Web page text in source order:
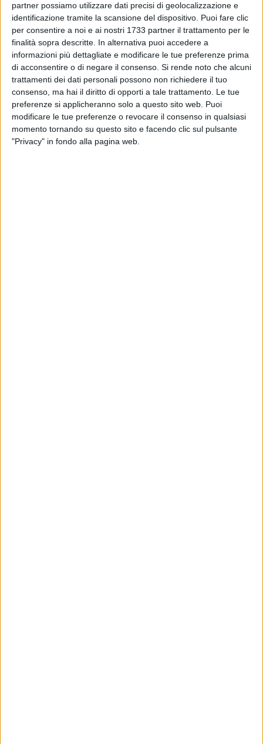
partner possiamo utilizzare dati precisi di geolocalizzazione e
identificazione tramite la scansione del dispositivo. Puoi fare clic
per consentire a noi e ai nostri 1733 partner il trattamento per le
finalità sopra descritte. In alternativa puoi accedere a
informazioni più dettagliate e modificare le tue preferenze prima
di acconsentire o di negare il consenso. Si rende noto che alcuni
trattamenti dei dati personali possono non richiedere il tuo
consenso, ma hai il diritto di opporti a tale trattamento. Le tue
preferenze si applicheranno solo a questo sito web. Puoi
modificare le tue preferenze o revocare il consenso in qualsiasi
momento tornando su questo sito e facendo clic sul pulsante
"Privacy" in fondo alla pagina web.
Traffico rallentato per un incidente stradale avvenuto in
territorio di Barletta, sulla SS 170 dir/A in direzione Andria.
Un'auto è finita contro il guard rail che delimita la
carreggiata, e dalle prime informazioni non ci sarebbero altri
mezzi coinvolti dell'incidente, avvenuto in prossimità dello
svincolo per Montaltino. Sul posto sono accorsi Polizia di
Stato e 118, per le prime cure fornite al conducente dei
veicolo incidentato. Traffico congestionato per permettere i